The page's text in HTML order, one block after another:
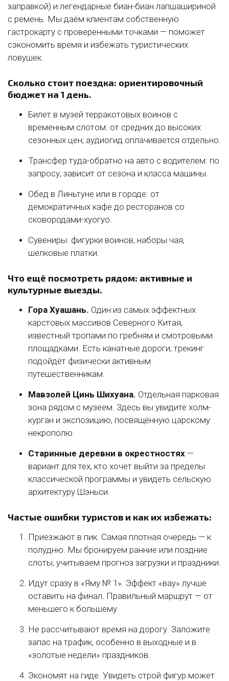
заправкой) и легендарные биан-биан лапшашириной
с ремень. Мы даём клиентам собственную
гастрокарту с проверенными точками — поможет
сэкономить время и избежать туристических
ловушек.
Сколько стоит поездка: ориентировочный
бюджет на 1 день.
Билет в музей терракотовых воинов с
временным слотом: от средних до высоких
сезонных цен; аудиогид оплачивается отдельно.
Трансфер туда-обратно на авто с водителем: по
запросу, зависит от сезона и класса машины.
Обед в Линьтуне или в городе: от
демократичных кафе до ресторанов со
сковородами-хуогуо.
Сувениры: фигурки воинов, наборы чая,
шелковые платки.
Что ещё посмотреть рядом: активные и
культурные выезды.
Гора Хуашань. Один из самых эффектных
карстовых массивов Северного Китая,
известный тропами по гребням и смотровыми
площадками. Есть канатные дороги; трекинг
подойдёт физически активным
путешественникам.
Мавзолей Цинь Шихуана. Отдельная парковая
зона рядом с музеем. Здесь вы увидите холм-
курган и экспозицию, посвящённую царскому
некрополю.
Старинные деревни в окрестностях —
вариант для тех, кто хочет выйти за пределы
классической программы и увидеть сельскую
архитектуру Шэньси.
Частые ошибки туристов и как их избежать:
Приезжают в пик. Самая плотная очередь — к
полудню. Мы бронируем ранние или поздние
слоты, учитываем прогноз загрузки и праздники.
Идут сразу в «Яму № 1». Эффект «вау» лучше
оставить на финал. Правильный маршрут — от
меньшего к большему.
Не рассчитывают время на дорогу. Заложите
запас на трафик, особенно в выходные и в
«золотые недели» праздников.
Экономят на гиде. Увидеть строй фигур может